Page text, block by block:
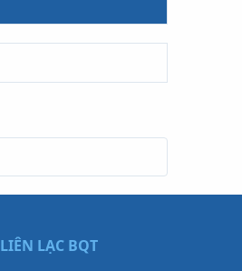
LIÊN LẠC BQT